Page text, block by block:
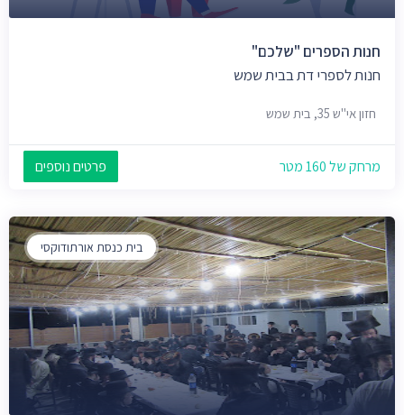
חנות הספרים "שלכם"
חנות לספרי דת בבית שמש
חזון אי"ש 35, בית שמש
מרחק של 160 מטר פרטים נוספים
בית כנסת אורתודוקסי